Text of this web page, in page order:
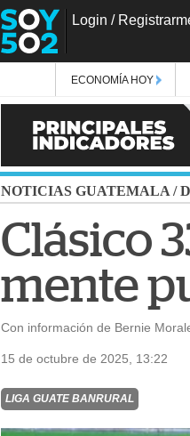
Login /
ECONOMÍA HOY
NOTICIAS GUATEMALA /
Clásico
mente
Con información de Bernie
15 de octubre de 2025, 13:22
LIGA GUATE BANRURAL